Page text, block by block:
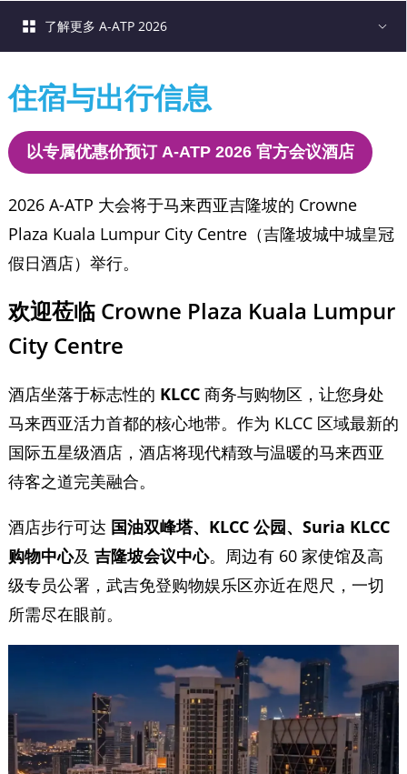
住宿与出行信息
以专属优惠价预订 A-ATP 2026 官方会议酒店
2026 A-ATP 大会将于马来西亚吉隆坡的 Crowne
Plaza Kuala Lumpur City Centre（吉隆坡城中城皇冠
假日酒店）举行。
欢迎莅临 Crowne Plaza Kuala Lumpur
City Centre
酒店坐落于标志性的 KLCC商务与购物区，让您身处
马来西亚活力首都的核心地带。作为 KLCC 区域最新的
国际五星级酒店，酒店将现代精致与温暖的马来西亚
待客之道完美融合。
酒店步行可达 国油双峰塔、KLCC 公园、Suria KLCC
购物中心及 吉隆坡会议中心。周边有 60 家使馆及高
级专员公署，武吉免登购物娱乐区亦近在咫尺，一切
所需尽在眼前。
了解更多 A-ATP 2026